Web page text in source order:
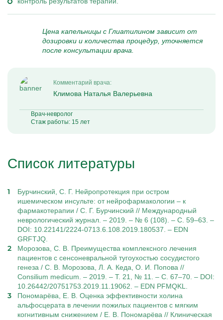
Цена капельницы с Глиатилином зависит от
дозировки и количества процедур, уточняется
после консультации врача.
Комментарий врача:
Климова Наталья Валерьевна
Врач-невролог
Стаж работы: 15 лет
Список литературы
Бурчинский, С. Г. Нейропротекция при остром
ишемическом инсульте: от нейрофармакологии – к
фармакотерапии / С. Г. Бурчинский // Международный
неврологический журнал. – 2019. – № 6 (108). – С. 59–63. –
DOI: 10.22141/2224-0713.6.108.2019.180537. – EDN
GRFTJQ.
Морозова, С. В. Преимущества комплексного лечения
пациентов с сенсоневральной тугоухостью сосудистого
генеза / С. В. Морозова, Л. А. Кеда, О. И. Попова //
Consilium medicum. – 2019. – Т. 21, № 11. – С. 67–70. – DOI:
10.26442/20751753.2019.11.19062. – EDN PFMQKL.
Пономарёва, Е. В. Оценка эффективности холина
альфосцерата в лечении пожилых пациентов с мягким
когнитивным снижением / Е. В. Пономарёва // Клиническая